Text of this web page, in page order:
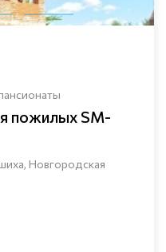
пожилых SM-
Новгородская